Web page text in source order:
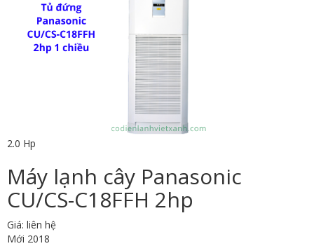
2.0 Hp
Máy lạnh cây Panasonic
CU/CS-C18FFH 2hp
Giá: liên hệ
Mới 2018